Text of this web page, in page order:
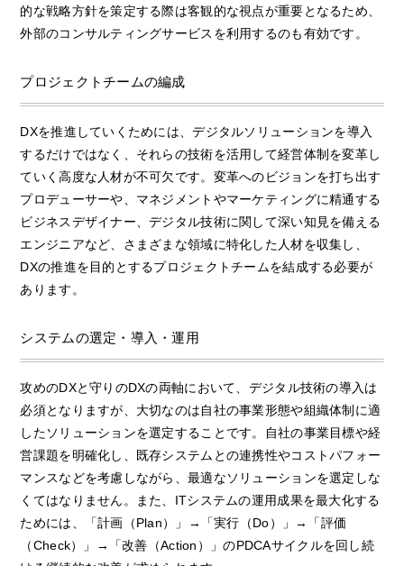
的な戦略方針を策定する際は客観的な視点が重要となるため、
外部のコンサルティングサービスを利用するのも有効です。
プロジェクトチームの編成
DXを推進していくためには、デジタルソリューションを導入
するだけではなく、それらの技術を活用して経営体制を変革し
ていく高度な人材が不可欠です。変革へのビジョンを打ち出す
プロデューサーや、マネジメントやマーケティングに精通する
ビジネスデザイナー、デジタル技術に関して深い知見を備える
エンジニアなど、さまざまな領域に特化した人材を収集し、
DXの推進を目的とするプロジェクトチームを結成する必要が
あります。
システムの選定・導入・運用
攻めのDXと守りのDXの両軸において、デジタル技術の導入は
必須となりますが、大切なのは自社の事業形態や組織体制に適
したソリューションを選定することです。自社の事業目標や経
営課題を明確化し、既存システムとの連携性やコストパフォー
マンスなどを考慮しながら、最適なソリューションを選定しな
くてはなりません。また、ITシステムの運用成果を最大化する
ためには、「計画（Plan）」→「実行（Do）」→「評価
（Check）」→「改善（Action）」のPDCAサイクルを回し続